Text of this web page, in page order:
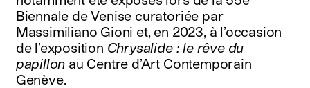
Biennale de Venise curatoriée par
Massimiliano Gioni et, en 2023, à l’occasion
de l’exposition Chrysalide : le rêve du
papillon au Centre d’Art Contemporain
Genève.